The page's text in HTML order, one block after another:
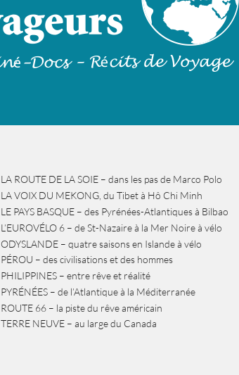
LA ROUTE DE LA SOIE – dans les pas de Marco Polo
LA VOIX DU MEKONG, du Tibet à Hô Chi Minh
LE PAYS BASQUE – des Pyrénées-Atlantiques à Bilbao
L’EUROVÉLO 6 – de St-Nazaire à la Mer Noire à vélo
ODYSLANDE – quatre saisons en Islande à vélo
PÉROU – des civilisations et des hommes
PHILIPPINES – entre rêve et réalité
PYRÉNÉES – de l’Atlantique à la Méditerranée
ROUTE 66 – la piste du rêve américain
TERRE NEUVE – au large du Canada